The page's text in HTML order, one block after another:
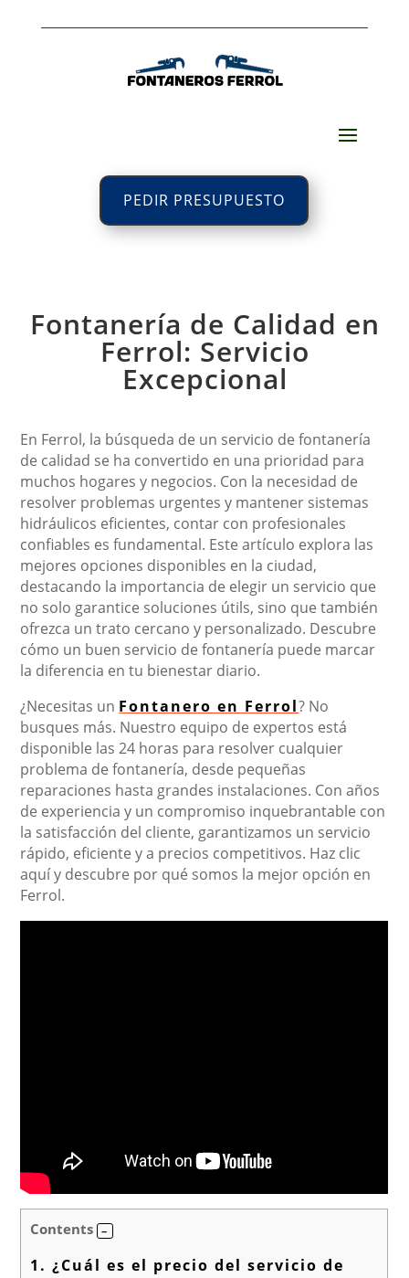
PEDIR PRESUPUESTO
Fontanería de Calidad en
Ferrol: Servicio
Excepcional
En Ferrol, la búsqueda de un servicio de fontanería
de calidad se ha convertido en una prioridad para
muchos hogares y negocios. Con la necesidad de
resolver problemas urgentes y mantener sistemas
hidráulicos eficientes, contar con profesionales
confiables es fundamental. Este artículo explora las
mejores opciones disponibles en la ciudad,
destacando la importancia de elegir un servicio que
no solo garantice soluciones útils, sino que también
ofrezca un trato cercano y personalizado. Descubre
cómo un buen servicio de fontanería puede marcar
la diferencia en tu bienestar diario.
¿Necesitas un Fontanero en Ferrol? No
busques más. Nuestro equipo de expertos está
disponible las 24 horas para resolver cualquier
problema de fontanería, desde pequeñas
reparaciones hasta grandes instalaciones. Con años
de experiencia y un compromiso inquebrantable con
la satisfacción del cliente, garantizamos un servicio
rápido, eficiente y a precios competitivos. Haz clic
aquí y descubre por qué somos la mejor opción en
Ferrol.
Contents
1. ¿Cuál es el precio del servicio de